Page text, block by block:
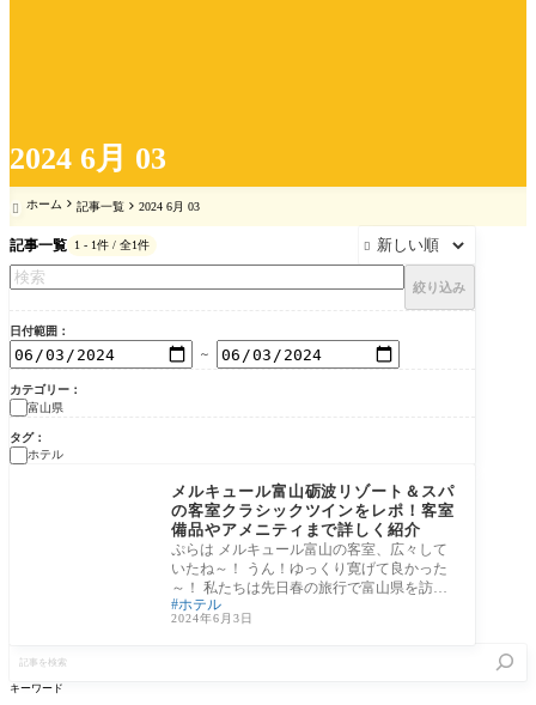
2024 6月 03
 ホーム 記事一覧 2024 6月 03
記事一覧 1 - 1件 / 全1件 
絞り込み
日付範囲
～
カテゴリー
富山県
タグ
ホテル
メルキュール富山砺波リゾート＆スパ
の客室クラシックツインをレポ！客室
備品やアメニティまで詳しく紹介
ぷらは メルキュール富山の客室、広々して
いたね～！ うん！ゆっくり寛げて良かった
～！ 私たちは先日春の旅行で富山県を訪れ
まホテル
2024年6月3日
を
キーワード